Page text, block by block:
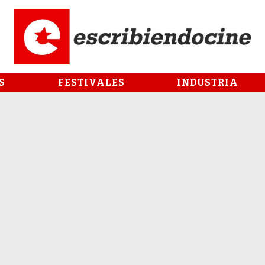
FESTIVALES INDUSTRIA